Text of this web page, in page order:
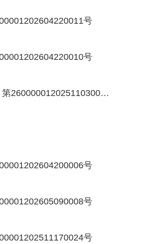
号
号
上海市奉贤区市场监督管理局撤销登记（备案）听证告知书 沪市监注奉撤听告字〔2026〕第26000001202511030016号
号
号
号